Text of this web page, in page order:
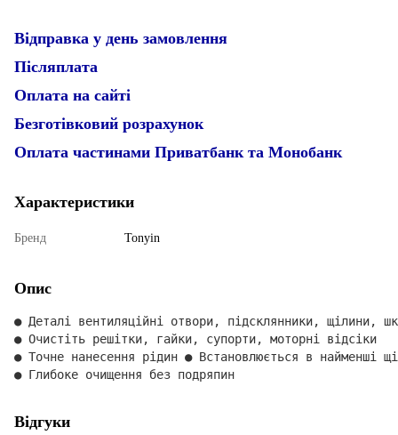
Відправка у день замовлення
Післяплата
Оплата на сайті
Безготівковий розрахунок
Оплата частинами Приватбанк та Монобанк
Характеристики
Бренд Tonyin
Опис
● Деталі вентиляційні отвори, підсклянники, щілини,
● Очистіть решітки, гайки, супорти, моторні відсіки
● Точне нанесення рідин ● Встановлюється в найменші
● Глибоке очищення без подряпин
Відгуки